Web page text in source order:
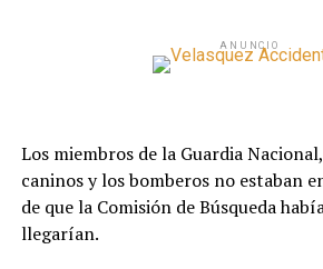
ANUNCIO
Los miembros de la Guardia
caninos y los bomberos no estaban
de que la Comisión de Búsqueda
llegarían.